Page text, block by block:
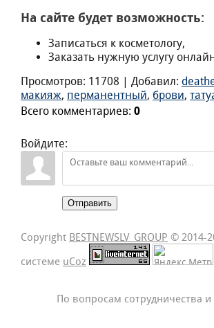
На сайте будет возможность:
Записаться к косметологу,
Заказать нужную услугу
Просмотров: 11708 Добавил:
макияж, перманентный, брови,
Всего комментариев: 0
Войдите:
Отправить
Copyright BESTNEWSLV_GROUP © 2014-
системе uCoz
По вопросам сотрудничества